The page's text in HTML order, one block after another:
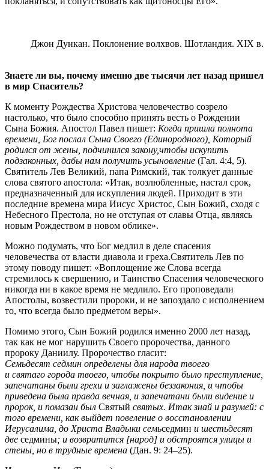
Джон Дункан. Поклонение волхвов. Шотландия. XIX в.
Знаете ли вы, почему именно две тысячи лет назад пришел
в мир Спаситель?
К моменту Рождества Христова человечество созрело
настолько, что было способно принять весть о Рождении
Сына Божия. Апостол Павел пишет: Когда пришла полнота
времени, Бог послал Сына Своего (Единородного), Который
родился от жены, подчинился закону,чтобы искупить
подзаконных, дабы нам получить усыновление (Гал. 4:4, 5).
Святитель Лев Великий, папа Римский, так толкует данные
слова святого апостола: «Итак, возлюбленные, настал срок,
предназначенный для искупления людей. Приходит в эти
последние времена мира Иисус Христос, Сын Божий, сходя с
Небесного Престола, но не отступая от славы Отца, являясь
новым Рождеством в новом облике».
Можно подумать, что Бог медлил в деле спасения
человечества от власти диавола и греха.Святитель Лев по
этому поводу пишет: «Воплощение же Слова всегда
стремилось к свершению, и Таинство Спасения человеческого
никогда ни в какое время не медлило. Его проповедали
Апостолы, возвестили пророки, и не запоздало с исполнением
то, что всегда было предметом веры».
Помимо этого, Сын Божий родился именно 2000 лет назад,
так как не мог нарушить Своего пророчества, данного
пророку Даниилу. Пророчество гласит:
Семьдесят седмин определены для народа твоего
и святаго города твоего, чтобы покрыто было преступление,
запечатаны были грехи и заглажены беззакония, и чтобы
приведена была правда вечная, и запечатани были видение и
пророк, и помазан был Святый святых. Итак знай и разумей: с
того времени, как выйдет повеление о восстановлении
Иерусалима, до Христа Владыки семьседмин и шестьдесят
две седмины; и возвратится [народ] и обстроятся улицы и
стены, но в трудные времена (Дан. 9: 24–25).